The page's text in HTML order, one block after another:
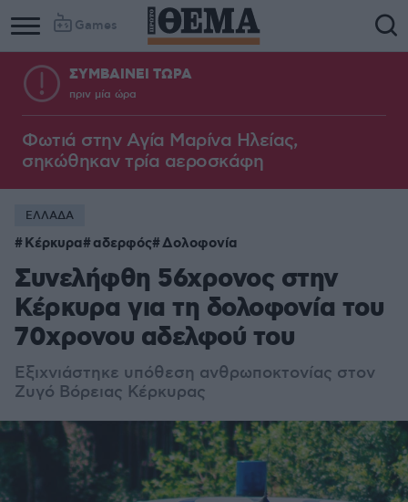
Games
ΣΥΜΒΑΙΝΕΙ ΤΩΡΑ
πριν μία ώρα
Φωτιά στην Aγία Μαρίνα Ηλείας,
σηκώθηκαν τρία αεροσκάφη
ΕΛΛΑΔΑ
Κέρκυρα αδερφός Δολοφονία
Συνελήφθη 56χρονος στην
Κέρκυρα για τη δολοφονία του
70χρονου αδελφού του
Εξιχνιάστηκε υπόθεση ανθρωποκτονίας στον
Ζυγό Βόρειας Κέρκυρας